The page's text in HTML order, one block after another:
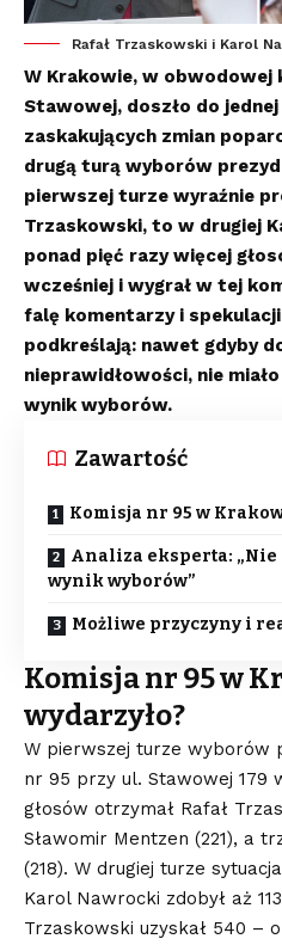
Rafał Trzaskowski i Karol
W Krakowie, w obwodowej
Stawowej, doszło do
zaskakujących zmian
drugą turą wyborów
pierwszej turze wyraźnie
Trzaskowski, to w drugiej
ponad pięć razy więcej
wcześniej i wygrał w tej
falę komentarzy i
podkreślają: nawet gdyby
nieprawidłowości, nie
wynik wyborów.
Zawartość
Komisja nr 95 w
Analiza eksperta: „Nie
wynik wyborów”
Możliwe przyczyny i
Komisja nr 95 w
wydarzyło?
W pierwszej turze wyborów
nr 95 przy ul. Stawowej 179
głosów otrzymał Rafał
Sławomir Mentzen (221), a
(218). W drugiej turze
Karol Nawrocki zdobył aż
Trzaskowski uzyskał 540 –